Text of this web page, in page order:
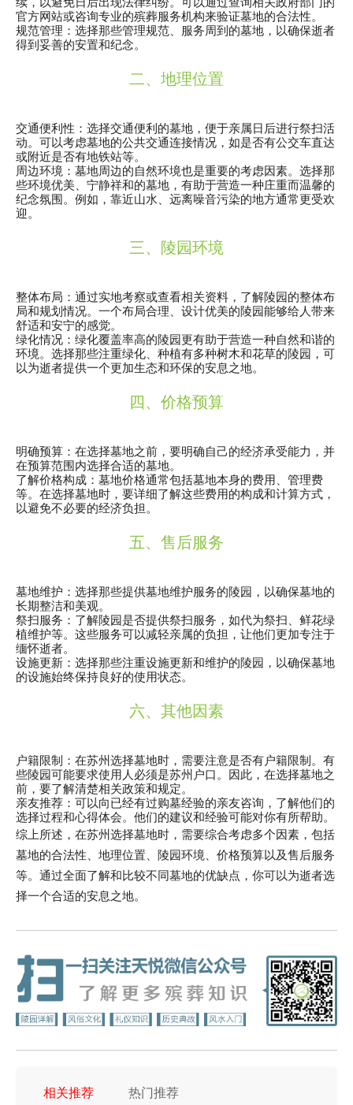
官方网站或咨询专业的殡葬服务机构来验证墓地的合法性。
规范管理 ：选择那些管理规范、服务周到的墓地，以确保逝者
得到妥善的安置和纪念。
二、地理位置
交通便利性 ：选择交通便利的墓地，便于亲属日后进行祭扫活
动。可以考虑墓地的公共交通连接情况，如是否有公交车直达
或附近是否有地铁站等。
周边环境 ：墓地周边的自然环境也是重要的考虑因素。选择那
些环境优美、宁静祥和的墓地，有助于营造一种庄重而温馨的
纪念氛围。例如，靠近山水、远离噪音污染的地方通常更受欢
迎。
三、陵园环境
整体布局 ：通过实地考察或查看相关资料，了解陵园的整体布
局和规划情况。一个布局合理、设计优美的陵园能够给人带来
舒适和安宁的感觉。
绿化情况 ：绿化覆盖率高的陵园更有助于营造一种自然和谐的
环境。选择那些注重绿化、种植有多种树木和花草的陵园，可
以为逝者提供一个更加生态和环保的安息之地。
四、价格预算
明确预算 ：在选择墓地之前，要明确自己的经济承受能力，并
在预算范围内选择合适的墓地。
了解价格构成 ：墓地价格通常包括墓地本身的费用、管理费
等。在选择墓地时，要详细了解这些费用的构成和计算方式，
以避免不必要的经济负担。
五、售后服务
墓地维护 ：选择那些提供墓地维护服务的陵园，以确保墓地的
长期整洁和美观。
祭扫服务 ：了解陵园是否提供祭扫服务，如代为祭扫、鲜花绿
植维护等。这些服务可以减轻亲属的负担，让他们更加专注于
缅怀逝者。
设施更新 ：选择那些注重设施更新和维护的陵园，以确保墓地
的设施始终保持良好的使用状态。
六、其他因素
户籍限制
：在苏州选择墓地时，需要注意是否有户籍限制。有
些陵园可能要求使用人必须是苏州户口。因此，在选择墓地之
前，要了解清楚相关政策和规定。
亲友推荐 ：可以向已经有过购墓经验的亲友咨询，了解他们的
选择过程和心得体会。他们的建议和经验可能对你有所帮助。
综上所述，在苏州选择墓地时，需要综合考虑多个因素，包括
墓地的合法性、地理位置、陵园环境、价格预算以及售后服务
等。通过全面了解和比较不同墓地的优缺点，你可以为逝者选
择一个合适的安息之地。
相关推荐 热门推荐